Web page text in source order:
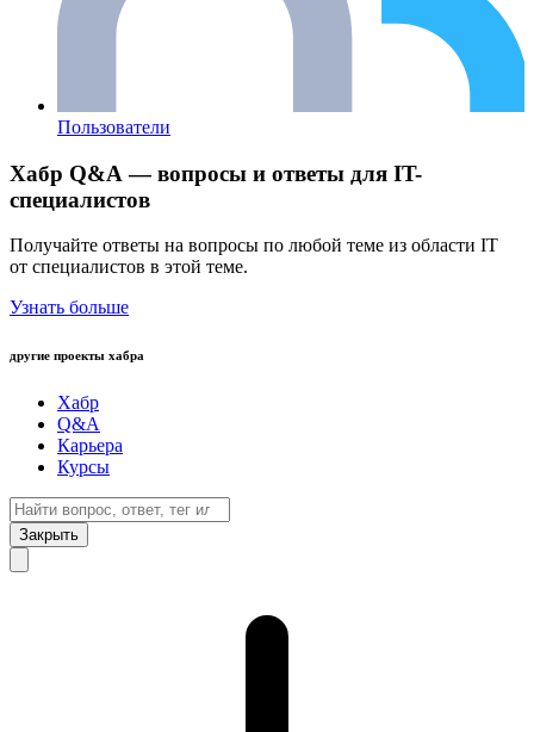
Пользователи
Хабр Q&A — вопросы и ответы для IT-
специалистов
Получайте ответы на вопросы по любой теме из области IT
от специалистов в этой теме.
Узнать больше
другие проекты хабра
Хабр
Q&A
Карьера
Курсы
Закрыть